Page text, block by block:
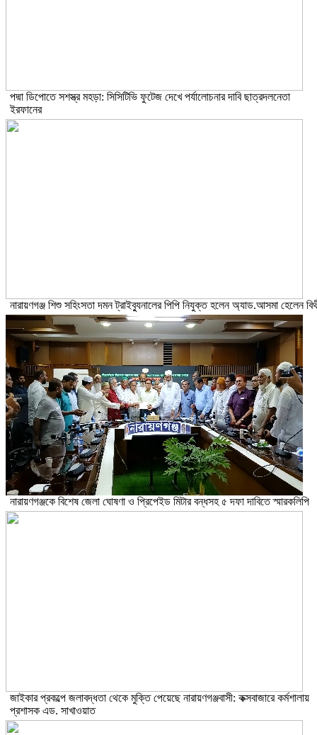
পদ্মা ডিপোতে সশস্ত্র মহড়া: সিসিটিভি ফুটেজ দেখে পর্যালোচনার দাবি ছাত্রদলনেতা
ইরফানের
নারায়ণগঞ্জ শিশু সহিংসতা দমন ট্রাইব্যুনালের পিপি নিযুক্ত হলেন অ্যাড.আসমা হেলেন
নারায়ণগঞ্জকে বিশেষ জেলা ঘোষণা ও প্রিপেইড মিটার বন্ধসহ ৫ দফা দাবিতে স্মারকলিপি
জাইকার প্রকল্পে জলাবদ্ধতা থেকে মুক্তি পেয়েছে নারায়ণগঞ্জবাসী: কক্সবাজারে কর্মশালায়
প্রশাসক এড. সাখাওয়াত